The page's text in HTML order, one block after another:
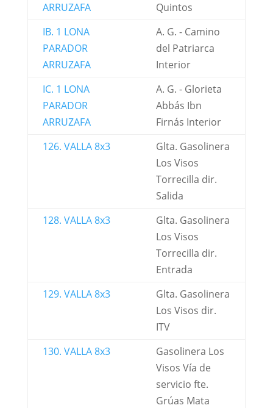
ARRUZAFA
Quintos
IB. 1 LONA
PARADOR
ARRUZAFA
A. G. - Camino
del Patriarca
Interior
IC. 1 LONA
PARADOR
ARRUZAFA
A. G. - Glorieta
Abbás Ibn
Firnás Interior
126. VALLA 8x3
Glta. Gasolinera
Los Visos
Torrecilla dir.
Salida
128. VALLA 8x3
Glta. Gasolinera
Los Visos
Torrecilla dir.
Entrada
129. VALLA 8x3
Glta. Gasolinera
Los Visos dir.
ITV
130. VALLA 8x3
Gasolinera Los
Visos Vía de
servicio fte.
Grúas Mata